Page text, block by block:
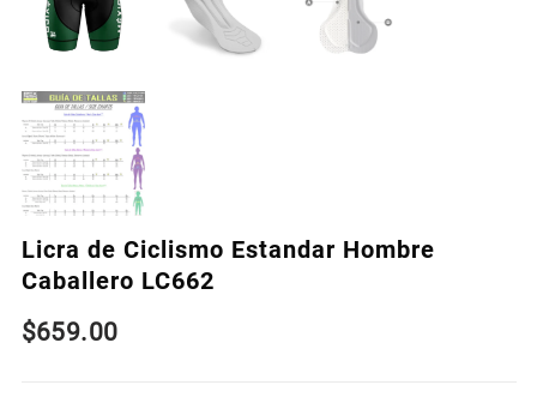
Licra de Ciclismo Estandar Hombre
Caballero LC662
$659.00